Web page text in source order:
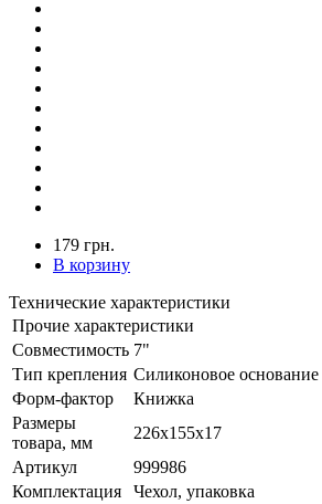
179 грн.
В корзину
Технические характеристики
Прочие характеристики
Совместимость 7"
Тип крепления Силиконовое основание
Форм-фактор
Книжка
Размеры
товара, мм
226х155x17
Артикул
999986
Комплектация
Чехол, упаковка